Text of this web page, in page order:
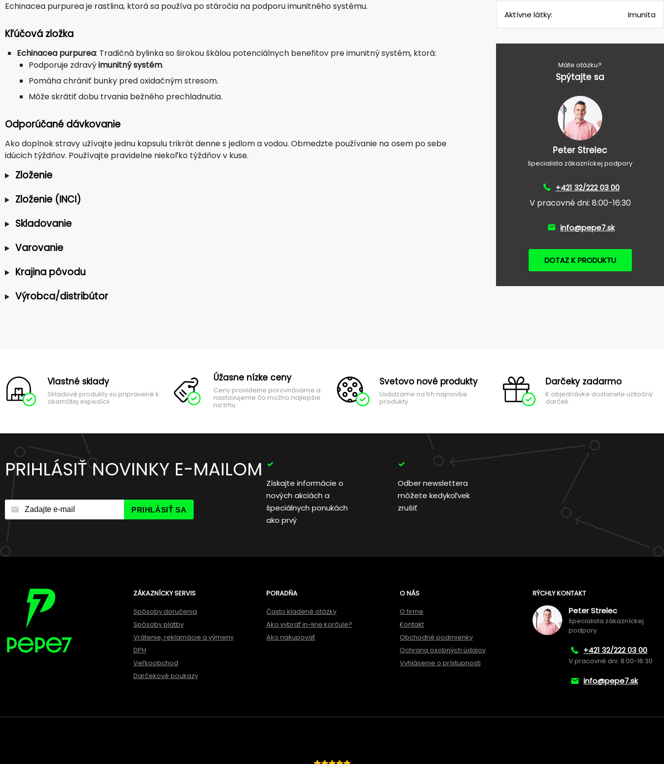
Echinacea purpurea je rastlina, ktorá sa používa po stáročia na podporu imunitného systému.
Kľúčová zložka
Echinacea purpurea: Tradičná bylinka so širokou škálou potenciálnych benefitov pre imunitný systém, ktorá:
Podporuje zdravýimunitný systém.
Pomáha chrániť bunky pred oxidačným stresom.
Môže skrátiť dobu trvania bežného prechladnutia.
Odporúčané dávkovanie
Ako doplnok stravy užívajte jednu kapsulu trikrát denne s jedlom a vodou. Obmedzte používanie na osem po sebe
idúcich týždňov. Používajte pravidelne niekoľko týždňov v kuse.
Zloženie
Zloženie (INCI)
Skladovanie
Varovanie
Krajina pôvodu
Výrobca/distribútor
Aktívne látky: Imunita
Máte otázku?
Spýtajte sa
Peter Strelec
špecialista zákazníckej podpory
+421 32/222 03 00
V pracovné dni: 8:00-16:30
info@pepe7.sk
DOTAZ K PRODUKTU
Vlastné sklady
Skladové produkty sú pripravené k
okamžitej expedícii
Úžasne nízke ceny
Ceny pravidelne porovnávame a
nastavujeme čo možno najlepšie
na trhu
Svetovo nové produkty
Uvádzame na trh najnovšie
produkty
Darčeky zadarmo
K objednávke dostanete užitočný
darček
PRIHLÁSIŤ NOVINKY E-MAILOM
PRIHLÁSIŤ SA
Získajte informácie o
nových akciách a
špeciálnych ponukách
ako prvý
Odber newslettera
môžete kedykoľvek
zrušiť
ZÁKAZNÍCKY SERVIS
Spôsoby doručenia
Spôsoby platby
Vrátenie, reklamácie a výmeny
DPH
Veľkoobchod
Darčekové poukazy
PORADŇA
Často kladené otázky
Ako vybrať in-line korčule?
Ako nakupovať
O NÁS
O firme
Kontakt
Obchodné podmienky
Ochrana osobných údajov
Vyhlásenie o prístupnosti
RÝCHLY KONTAKT
Peter Strelec
špecialista zákazníckej
podpory
+421 32/222 03 00
V pracovné dni: 8:00-16:30
info@pepe7.sk